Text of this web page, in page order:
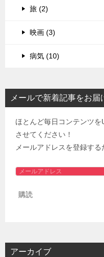
旅 (2)
映画 (3)
病気 (10)
メールで新着記事をお届
ほとんど毎日コンテンツ
させてください！
メールアドレスを登録する
メ
ル
ス
購読
アーカイブ